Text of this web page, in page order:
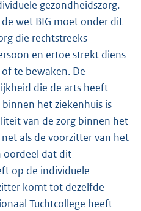
gezondheidszorg.
wet BIG moet onder dit
die rechtstreeks
en ertoe strekt diens
te bewaken. De
die de arts heeft
het ziekenhuis is
van de zorg binnen het
als de voorzitter van het
oordeel dat dit
op de individuele
komt tot dezelfde
Tuchtcollege heeft